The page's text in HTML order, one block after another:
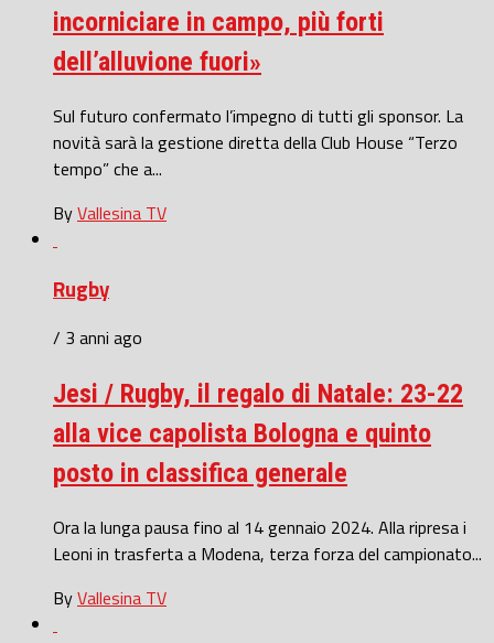
incorniciare in campo, più forti
dell’alluvione fuori»
Sul futuro confermato l’impegno di tutti gli sponsor. La
novità sarà la gestione diretta della Club House “Terzo
tempo” che a...
ByVallesina TV
Rugby
/ 3 anni ago
Jesi / Rugby, il regalo di Natale: 23-22
alla vice capolista Bologna e quinto
posto in classifica generale
Ora la lunga pausa fino al 14 gennaio 2024. Alla ripresa i
Leoni in trasferta a Modena, terza forza del campionato...
ByVallesina TV